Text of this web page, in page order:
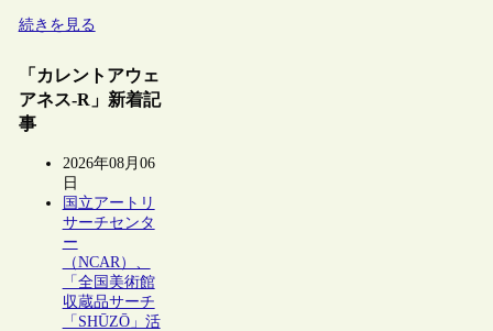
続きを見る
「カレントアウェ
アネス-R」新着記
事
2026年08月06
日
国立アートリ
サーチセンタ
ー
（NCAR）、
「全国美術館
収蔵品サーチ
「SHŪZŌ」活